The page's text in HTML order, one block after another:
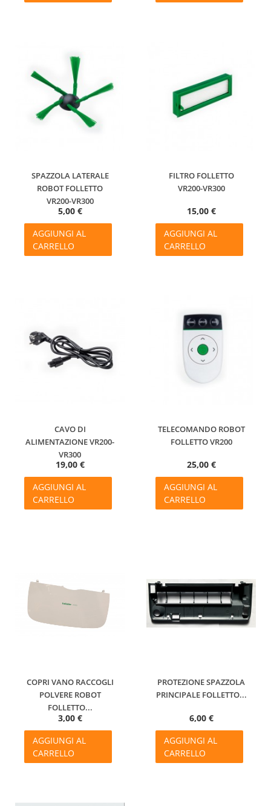
SPAZZOLA LATERALE
ROBOT FOLLETTO
VR200-VR300
5,00 €
AGGIUNGI AL
CARRELLO
FILTRO FOLLETTO
VR200-VR300
15,00 €
AGGIUNGI AL
CARRELLO
CAVO DI
ALIMENTAZIONE VR200-
VR300
19,00 €
AGGIUNGI AL
CARRELLO
TELECOMANDO ROBOT
FOLLETTO VR200
25,00 €
AGGIUNGI AL
CARRELLO
COPRI VANO RACCOGLI
POLVERE ROBOT
FOLLETTO...
3,00 €
AGGIUNGI AL
CARRELLO
PROTEZIONE SPAZZOLA
PRINCIPALE FOLLETTO...
6,00 €
AGGIUNGI AL
CARRELLO